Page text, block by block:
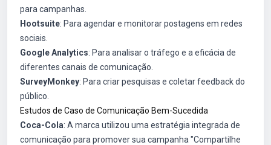
para campanhas.
Hootsuite: Para agendar e monitorar postagens em redes
sociais.
Google Analytics: Para analisar o tráfego e a eficácia de
diferentes canais de comunicação.
SurveyMonkey: Para criar pesquisas e coletar feedback do
público.
Estudos de Caso de Comunicação Bem-Sucedida
Coca-Cola: A marca utilizou uma estratégia integrada de
comunicação para promover sua campanha "Compartilhe